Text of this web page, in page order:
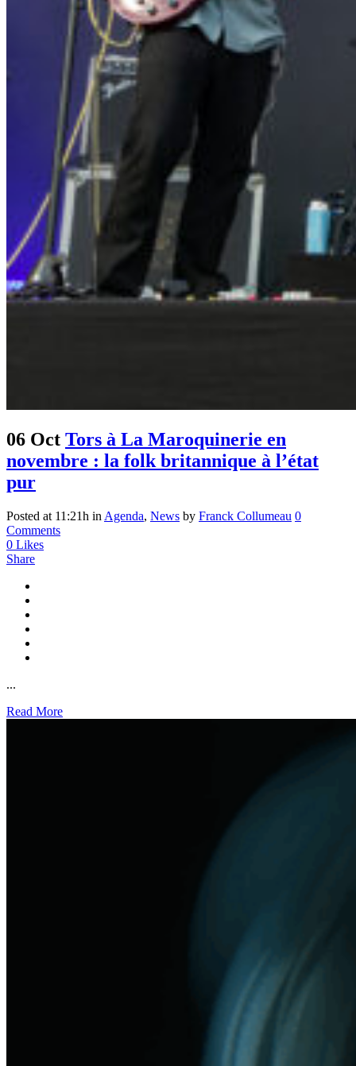
06 Oct Tors à La Maroquinerie en
novembre : la folk britannique à l’état
pur
Posted at 11:21h in Agenda, News by Franck Collumeau 0
Comments
0 Likes
Share
...
Read More